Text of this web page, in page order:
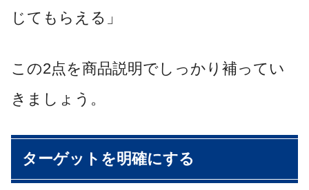
じてもらえる」
この2点を商品説明でしっかり補ってい
きましょう。
ターゲットを明確にする